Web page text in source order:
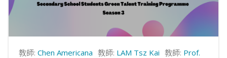
教師: Chen Americana 教師: LAM Tsz Kai 教師: Prof.